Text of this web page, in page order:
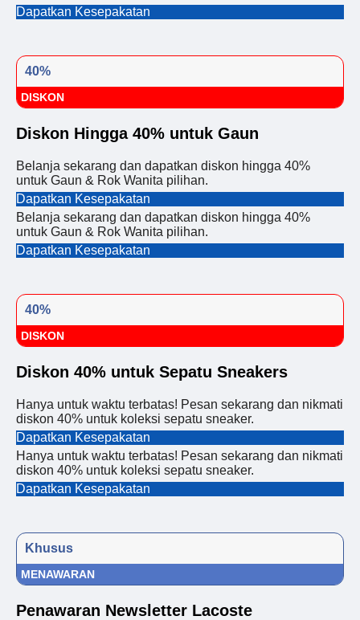
Dapatkan Kesepakatan
40%
DISKON
Diskon Hingga 40% untuk Gaun
Belanja sekarang dan dapatkan diskon hingga 40%
untuk Gaun & Rok Wanita pilihan.
Dapatkan Kesepakatan
Belanja sekarang dan dapatkan diskon hingga 40%
untuk Gaun & Rok Wanita pilihan.
Dapatkan Kesepakatan
40%
DISKON
Diskon 40% untuk Sepatu Sneakers
Hanya untuk waktu terbatas! Pesan sekarang dan nikmati
diskon 40% untuk koleksi sepatu sneaker.
Dapatkan Kesepakatan
Hanya untuk waktu terbatas! Pesan sekarang dan nikmati
diskon 40% untuk koleksi sepatu sneaker.
Dapatkan Kesepakatan
Khusus
MENAWARAN
Penawaran Newsletter Lacoste